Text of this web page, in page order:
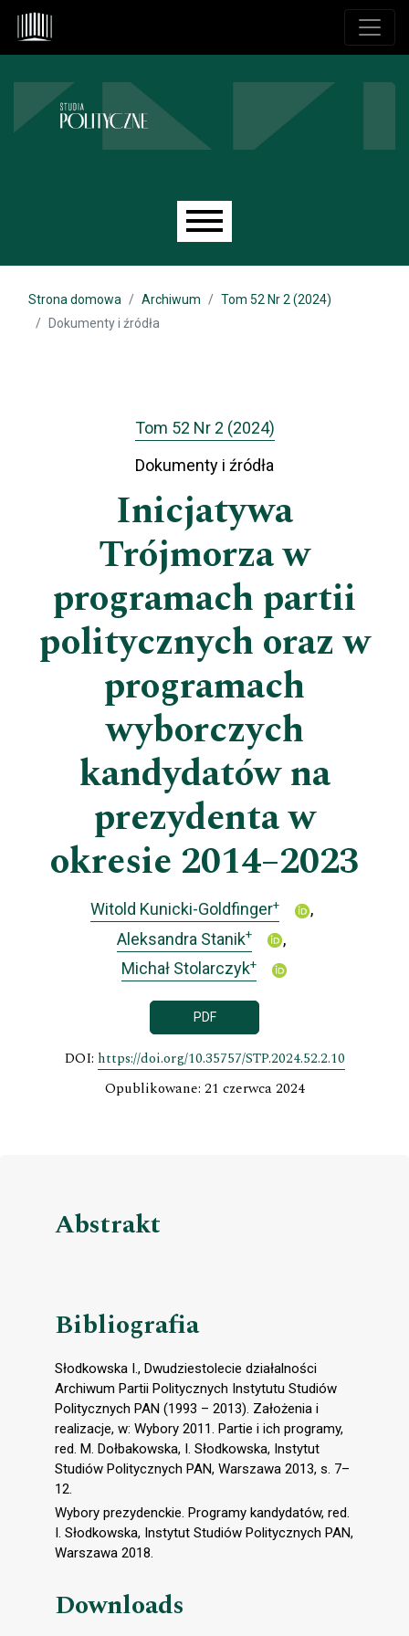
Przejdź do głównego menu
Przejdź do sekcji głównej
Przejdź do stopki
Main menu
Strona domowa Archiwum
Tom 52 Nr 2 (2024)
Dokumenty i źródła
Tom 52 Nr 2 (2024)
Dokumenty i źródła
Inicjatywa
Trójmorza w
programach partii
politycznych oraz w
programach
wyborczych
kandydatów na
prezydenta w
okresie 2014–2023
Witold Kunicki-Goldfinger+
Aleksandra Stanik+
Michał Stolarczyk+
PDF
DOI: https://doi.org/10.35757/STP.2024.52.2.10
Opublikowane: 21 czerwca 2024
Abstrakt
Bibliografia
Słodkowska I., Dwudziestolecie działalności
Archiwum Partii Politycznych Instytutu Studiów
Politycznych PAN (1993 – 2013). Założenia i
realizacje, w: Wybory 2011. Partie i ich programy,
red. M. Dołbakowska, I. Słodkowska, Instytut
Studiów Politycznych PAN, Warszawa 2013, s. 7–
12.
Wybory prezydenckie. Programy kandydatów, red.
I. Słodkowska, Instytut Studiów Politycznych PAN,
Warszawa 2018.
Downloads